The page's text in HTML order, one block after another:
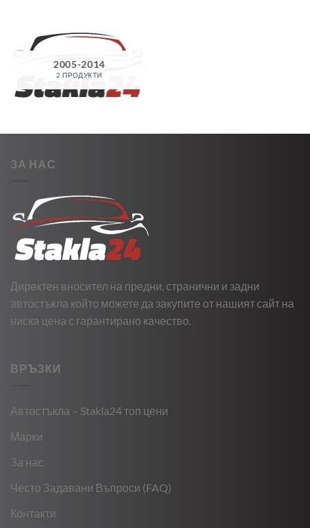
2005-2014
2 ПРОДУКТИ
ЗА НАС
Директен вносител на предни, странични и задни
автостъкла който можете да закупите от нашият сайт на
ниска цена с гарантирано качество.
ВРЪЗКИ
Автостъкла – Stakla24 топ цени
Марки
За нас
Често Задавани Въпроси (FAQ)
Контакти